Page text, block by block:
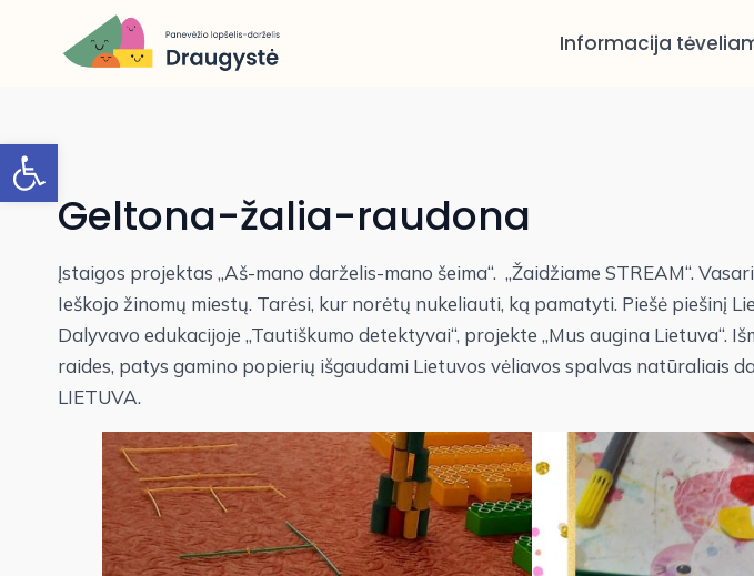
Open toolbar
Informacija
Geltona-žalia-raudona
Įstaigos projektas „Aš-mano darželis-mano šeima“. „Žaidžiame STREAM“.
Ieškojo žinomų miestų. Tarėsi, kur norėtų nukeliauti, ką pamatyti. Piešė piešinį
Dalyvavo edukacijoje „Tautiškumo detektyvai“, projekte „Mus augina
raides, patys gamino popierių išgaudami Lietuvos vėliavos spalvas natūraliais
LIETUVA.